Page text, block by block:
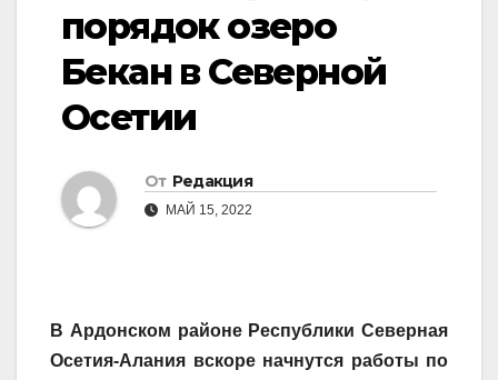
порядок озеро
Бекан в Северной
Осетии
От Редакция
МАЙ 15, 2022
В Ардонском районе Республики Северная
Осетия-Алания вскоре начнутся работы по